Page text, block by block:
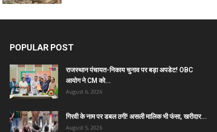
POPULAR POST
राजस्थान पंचायत-निकाय चुनाव पर बड़ा अपडेट! OBC
आयोग ने CM को...
August 6, 2026
गिरवी के नाम पर डबल ठगी! असली मालिक भी फंसा, खरीदार...
August 5, 2026